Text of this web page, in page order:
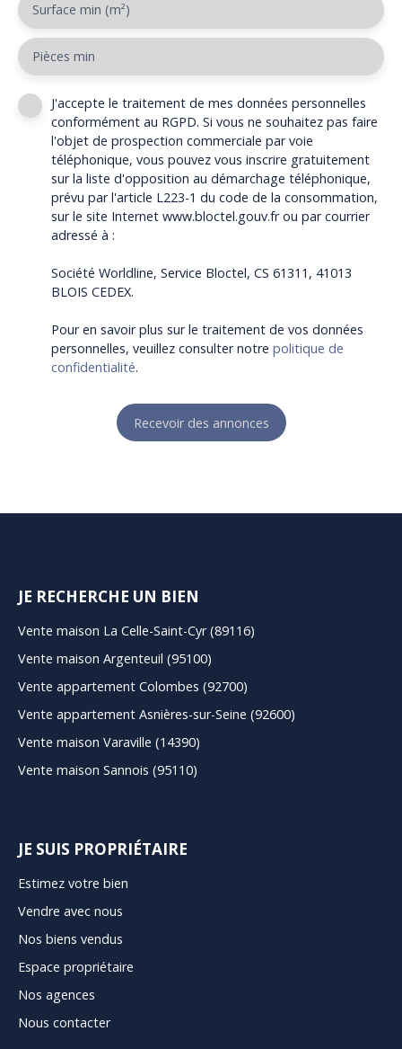
Surface min (m²)
Pièces min
J'accepte le traitement de mes données personnelles
conformément au RGPD. Si vous ne souhaitez pas faire
l'objet de prospection commerciale par voie
téléphonique, vous pouvez vous inscrire gratuitement
sur la liste d'opposition au démarchage téléphonique,
prévu par l'article L223-1 du code de la consommation,
sur le site Internet www.bloctel.gouv.fr ou par courrier
adressé à :
Société Worldline, Service Bloctel, CS 61311, 41013
BLOIS CEDEX.
Pour en savoir plus sur le traitement de vos données
personnelles, veuillez consulter notre politique de
confidentialité.
Recevoir des annonces
JE RECHERCHE UN BIEN
Vente maison La Celle-Saint-Cyr (89116)
Vente maison Argenteuil (95100)
Vente appartement Colombes (92700)
Vente appartement Asnières-sur-Seine (92600)
Vente maison Varaville (14390)
Vente maison Sannois (95110)
JE SUIS PROPRIÉTAIRE
Estimez votre bien
Vendre avec nous
Nos biens vendus
Espace propriétaire
Nos agences
Nous contacter